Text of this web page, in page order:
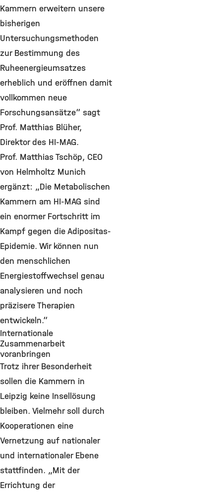
Kammern erweitern unsere
bisherigen
Untersuchungsmethoden
zur Bestimmung des
Ruheenergieumsatzes
erheblich und eröffnen damit
vollkommen neue
Forschungsansätze“ sagt
Prof. Matthias Blüher,
Direktor des HI-MAG.
Prof. Matthias Tschöp, CEO
von Helmholtz Munich
ergänzt: „Die Metabolischen
Kammern am HI-MAG sind
ein enormer Fortschritt im
Kampf gegen die Adipositas-
Epidemie. Wir können nun
den menschlichen
Energiestoffwechsel genau
analysieren und noch
präzisere Therapien
entwickeln.“
Internationale
Zusammenarbeit
voranbringen
Trotz ihrer Besonderheit
sollen die Kammern in
Leipzig keine Insellösung
bleiben. Vielmehr soll durch
Kooperationen eine
Vernetzung auf nationaler
und internationaler Ebene
stattfinden. „Mit der
Errichtung der